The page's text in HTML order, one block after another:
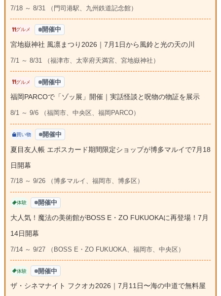
7/18 ～ 8/31 （門司港駅、九州鉄道記念館）
グルメ 開催中
宮地嶽神社 風凛まつり2026｜7月1日から風鈴と光の天の川
7/1 ～ 8/31 （福津市、太宰府天満宮、宮地嶽神社）
グルメ 開催中
福岡PARCOで「ゾッ展」開催｜実話怪談と呪物の物証を展示
8/1 ～ 9/6 （福岡市、中央区、福岡PARCO）
買い物 開催中
夏目友人帳 エポスカード期間限定ショップが博多マルイで7月18
日開幕
7/18 ～ 9/26 （博多マルイ、福岡市、博多区）
体験 開催中
大人気！魔法の美術館がBOSS E・ZO FUKUOKAに再登場！7月
14日開幕
7/14 ～ 9/27 （BOSS E・ZO FUKUOKA、福岡市、中央区）
体験 開催中
ザ・シネマナイト フクオカ2026｜7月11日〜海の中道で無料屋